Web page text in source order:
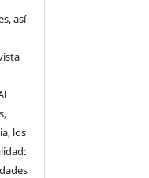
así
los